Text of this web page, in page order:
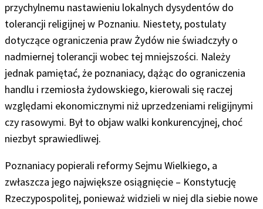
przychylnemu nastawieniu lokalnych dysydentów do
tolerancji religijnej w Poznaniu. Niestety, postulaty
dotyczące ograniczenia praw Żydów nie świadczyły o
nadmiernej tolerancji wobec tej mniejszości. Należy
jednak pamiętać, że poznaniacy, dążąc do ograniczenia
handlu i rzemiosła żydowskiego, kierowali się raczej
względami ekonomicznymi niż uprzedzeniami religijnymi
czy rasowymi. Był to objaw walki konkurencyjnej, choć
niezbyt sprawiedliwej.
Poznaniacy popierali reformy Sejmu Wielkiego, a
zwłaszcza jego największe osiągnięcie – Konstytucję
Rzeczypospolitej, ponieważ widzieli w niej dla siebie nowe